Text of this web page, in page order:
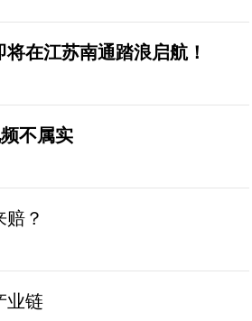
在江苏南通踏浪启航！
不属实
？
业链